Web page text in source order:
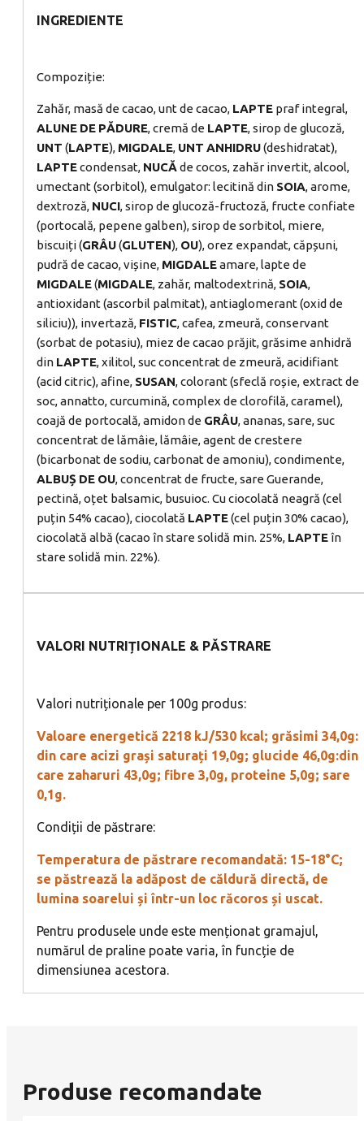
INGREDIENTE
Compoziție:
Zahăr, masă de cacao, unt de cacao, LAPTE praf integral,
ALUNE DE PĂDURE, cremă de LAPTE, sirop de glucoză,
UNT (LAPTE), MIGDALE, UNT ANHIDRU(deshidratat),
LAPTEcondensat, NUCĂde cocos, zahăr invertit, alcool,
umectant (sorbitol), emulgator: lecitină din SOIA, arome,
dextroză, NUCI, sirop de glucoză-fructoză, fructe confiate
(portocală, pepene galben), sirop de sorbitol, miere,
biscuiți (GRÂU(GLUTEN), OU), orez expandat, căpșuni,
pudră de cacao, vișine, MIGDALEamare, lapte de
MIGDALE(MIGDALE, zahăr, maltodextrină, SOIA,
antioxidant (ascorbil palmitat), antiaglomerant (oxid de
siliciu)), invertază, FISTIC, cafea, zmeură, conservant
(sorbat de potasiu), miez de cacao prăjit, grăsime anhidră
din LAPTE, xilitol, suc concentrat de zmeură, acidifiant
(acid citric), afine, SUSAN, colorant (sfeclă roșie, extract de
soc, annatto, curcumină, complex de clorofilă, caramel),
coajă de portocală, amidon de GRÂU, ananas, sare, suc
concentrat de lămâie, lămâie, agent de crestere
(bicarbonat de sodiu, carbonat de amoniu), condimente,
ALBUȘ DE OU, concentrat de fructe, sare Guerande,
pectină, oțet balsamic, busuioc. Cu ciocolată neagră (cel
puțin 54% cacao), ciocolată LAPTE(cel puțin 30% cacao),
ciocolată albă (cacao în stare solidă min. 25%, LAPTEîn
stare solidă min. 22%).
VALORI NUTRIȚIONALE & PĂSTRARE
Valori nutriționale per 100g produs:
Valoare energetică 2218 kJ/530 kcal; grăsimi 34,0g:
din care acizi grași saturați 19,0g; glucide 46,0g:din
care zaharuri 43,0g; fibre 3,0g, proteine 5,0g; sare
0,1g.
Condiții de păstrare:
Temperatura de păstrare recomandată: 15-18°C;
se păstrează la adăpost de căldură directă, de
lumina soarelui și într-un loc răcoros și uscat.
Pentru produsele unde este menționat gramajul,
numărul de praline poate varia, în funcție de
dimensiunea acestora.
Produse recomandate